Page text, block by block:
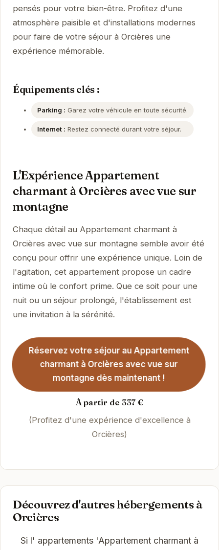
pensés pour votre bien-être. Profitez d'une
atmosphère paisible et d'installations modernes
pour faire de votre séjour à Orcières une
expérience mémorable.
Équipements clés :
Parking : Garez votre véhicule en toute sécurité.
Internet : Restez connecté durant votre séjour.
L'Expérience Appartement
charmant à Orcières avec vue sur
montagne
Chaque détail au Appartement charmant à
Orcières avec vue sur montagne semble avoir été
conçu pour offrir une expérience unique. Loin de
l'agitation, cet appartement propose un cadre
intime où le confort prime. Que ce soit pour une
nuit ou un séjour prolongé, l'établissement est
une invitation à la sérénité.
Réservez votre séjour au Appartement
charmant à Orcières avec vue sur
montagne dès maintenant !
À partir de 337 €
(Profitez d'une expérience d'excellence à
Orcières)
Découvrez d'autres hébergements à
Orcières
Si l' appartements 'Appartement charmant à